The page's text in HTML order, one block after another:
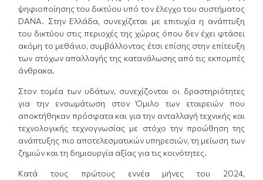
ψηφιοποίησης του δικτύου υπό τον έλεγχο του συστήματος
DANA. Στην Ελλάδα, συνεχίζεται με επιτυχία η ανάπτυξη
του δικτύου στις περιοχές της χώρας όπου δεν έχει φτάσει
ακόμη το μεθάνιο, συμβάλλοντας έτσι επίσης στην επίτευξη
των στόχων απαλλαγής της κατανάλωσης από τις εκπομπές
άνθρακα.
Στον τομέα των υδάτων, συνεχίζονται οι δραστηριότητες
για την ενσωμάτωση στον Όμιλο των εταιρειών που
αποκτήθηκαν πρόσφατα και για την ανταλλαγή τεχνικής και
τεχνολογικής τεχνογνωσίας με στόχο την προώθηση της
ανάπτυξης πιο αποτελεσματικών υπηρεσιών, τη μείωση των
ζημιών και τη δημιουργία αξίας για τις κοινότητες.
Κατά τους πρώτους εννέα μήνες του 2024,